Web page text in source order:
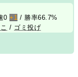
0+1 / 勝率66.7%
/ ゴミ投げ